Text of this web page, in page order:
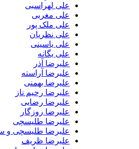
علی لهراسبی
علی مغربی
علی ملک پور
علی نظریان
علی یاسینی
علی یگانه
علیرضا آذر
علیرضا آراسته
علیرضا بهمنی
علیرضا رحیم ناز
علیرضا رضایی
علیرضا روزگار
علیرضا طلیسچی
علیرضا طلیسچی و سعید آتانی
علیرضا ظریف